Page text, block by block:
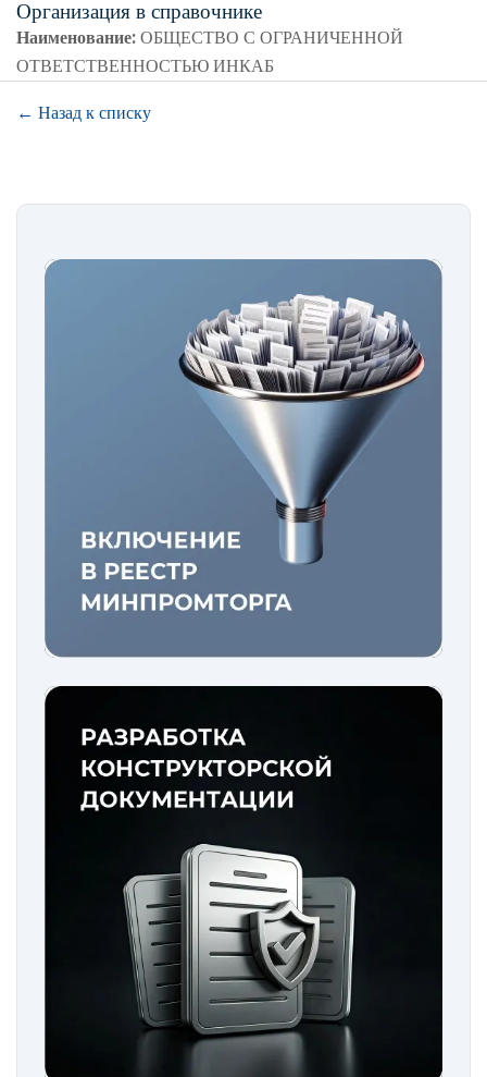
Организация в справочнике
Наименование:ОБЩЕСТВО С ОГРАНИЧЕННОЙ
ОТВЕТСТВЕННОСТЬЮ ИНКАБ
← Назад к списку